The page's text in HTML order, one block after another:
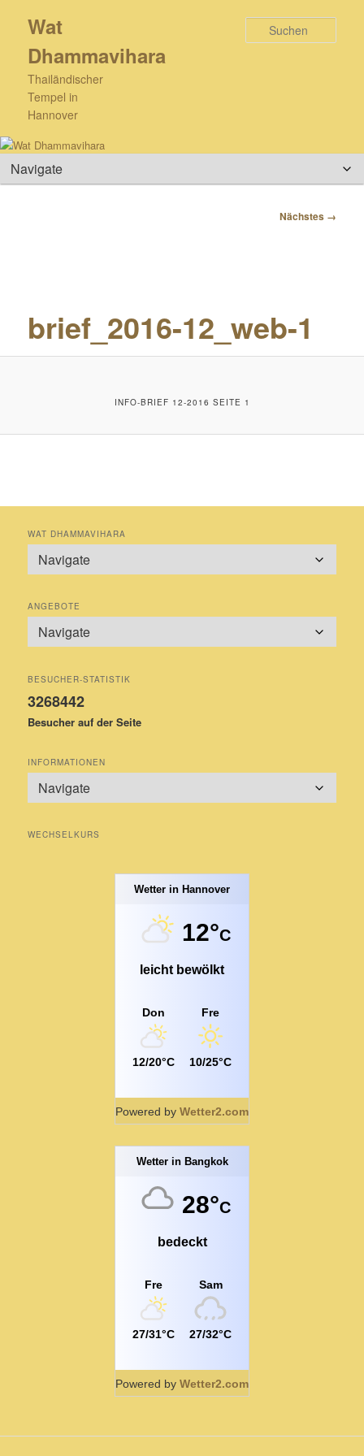
primären
springen
Wat
Dhammavihara
Thailändischer
Tempel in
Hannover
Hauptmenü
Nächstes →
brief_2016-12_web-1
INFO-BRIEF 12-2016 SEITE 1
WAT DHAMMAVIHARA
ANGEBOTE
BESUCHER-STATISTIK
3268442
Besucher auf der Seite
INFORMATIONEN
WECHSELKURS
Wetter in Hannover
12°C
leicht bewölkt
Don
12/20°C
Fre
10/25°C
Powered by Wetter2.com
Wetter in Bangkok
28°C
bedeckt
Fre
27/31°C
Sam
27/32°C
Powered by Wetter2.com